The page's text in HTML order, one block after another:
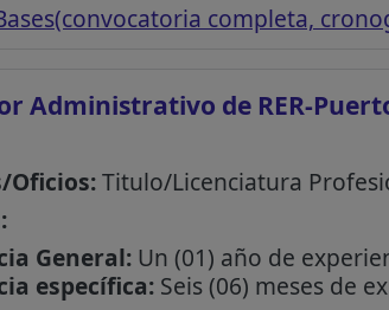
completa,
Administrativo de RER-
Oficios:Titulo/Licenciatura
General:Un (01) año de
específica:Seis (06) meses de